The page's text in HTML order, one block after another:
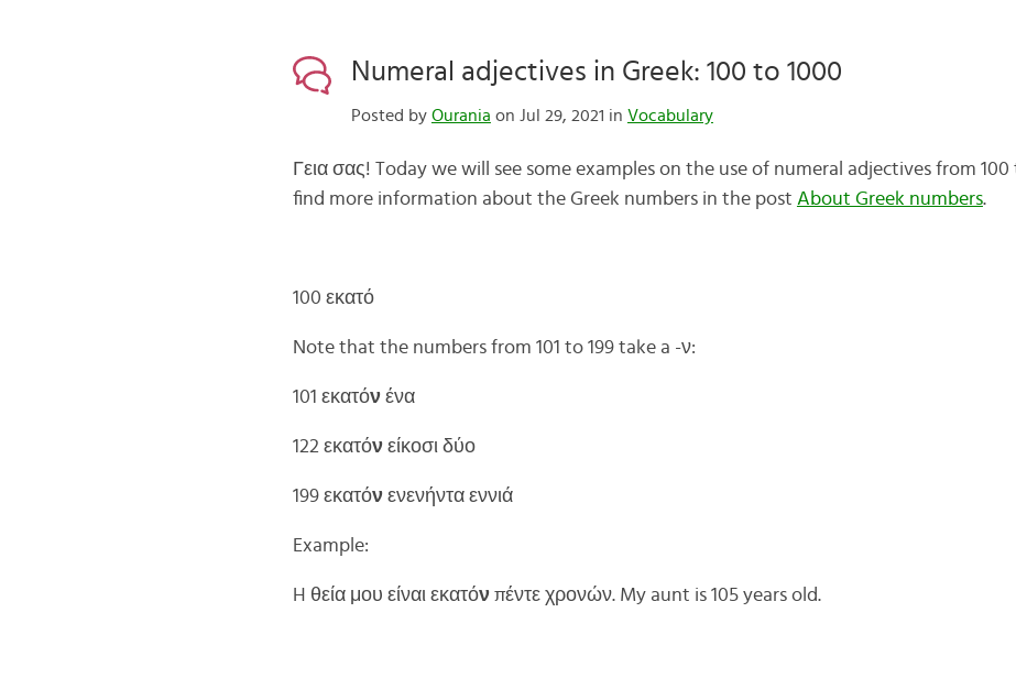
Numeral adjectives in Greek: 100 to 1000
Posted by Ourania on Jul 29, 2021 in Vocabulary
Γεια σας! Today we will see some examples on the use of numeral adjectives from 100
find more information about the Greek numbers in the post About Greek numbers.
100 εκατό
Note that the numbers from 101 to 199 take a -ν:
101 εκατόνένα
122 εκατόνείκοσι δύο
199 εκατόνενενήντα εννιά
Example:
H θεία μου είναι εκατόνπέντε χρονών. My aunt is 105 years old.